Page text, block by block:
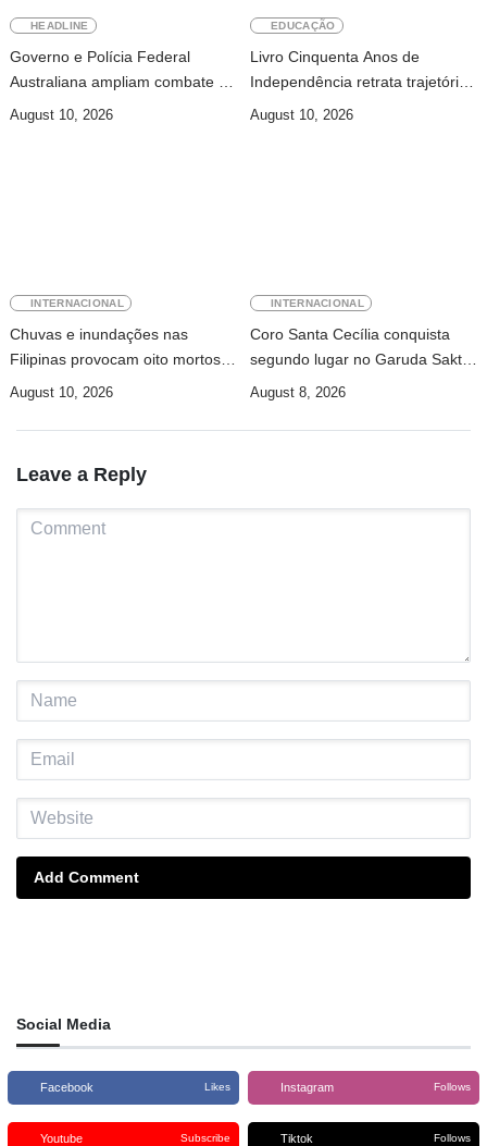
HEADLINE
Governo e Polícia Federal
Australiana ampliam combate à
exploração infantil online
August 10, 2026
EDUCAÇÃO
Livro Cinquenta Anos de
Independência retrata trajetória
de Timor-Leste
August 10, 2026
INTERNACIONAL
Chuvas e inundações nas
Filipinas provocam oito mortos e
afetam 486 mil pessoas
August 10, 2026
INTERNACIONAL
Coro Santa Cecília conquista
segundo lugar no Garuda Sakti
Cross Border Fest 2026
August 8, 2026
Leave a Reply
Add Comment
Social Media
Facebook Likes Instagram Follows
Youtube Subscribe Tiktok Follows